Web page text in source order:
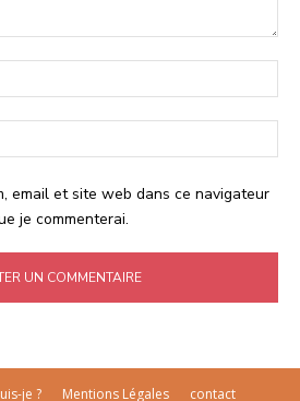
:*
:*
email et site web dans ce navigateur
je commenterai.
je ? Mentions Légales contact